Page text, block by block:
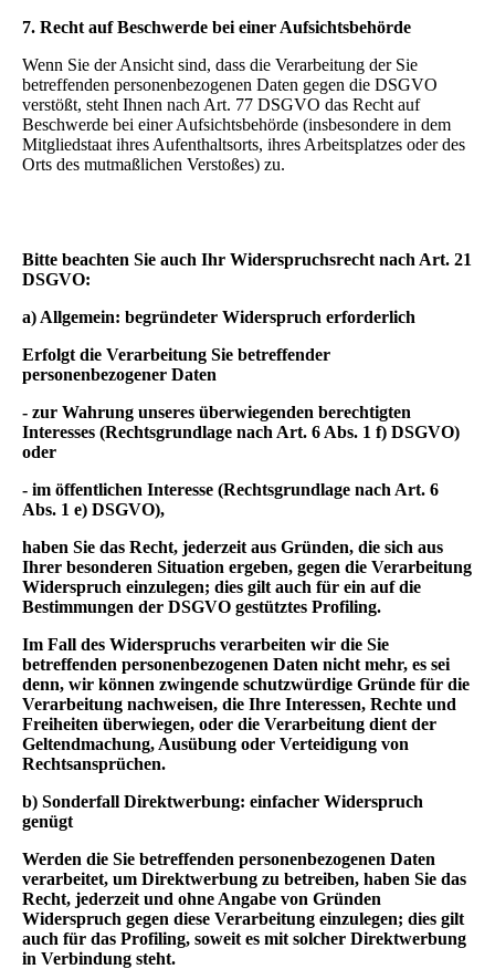
7. Recht auf Beschwerde bei einer Aufsichtsbehörde
Wenn Sie der Ansicht sind, dass die Verarbeitung der Sie
betreffenden personenbezogenen Daten gegen die DSGVO
verstößt, steht Ihnen nach Art. 77 DSGVO das Recht auf
Beschwerde bei einer Aufsichtsbehörde (insbesondere in dem
Mitgliedstaat ihres Aufenthaltsorts, ihres Arbeitsplatzes oder des
Orts des mutmaßlichen Verstoßes) zu.
Bitte beachten Sie auch Ihr Widerspruchsrecht nach Art. 21
DSGVO:
a) Allgemein: begründeter Widerspruch erforderlich
Erfolgt die Verarbeitung Sie betreffender
personenbezogener Daten
- zur Wahrung unseres überwiegenden berechtigten
Interesses (Rechtsgrundlage nach Art. 6 Abs. 1 f) DSGVO)
oder
- im öffentlichen Interesse (Rechtsgrundlage nach Art. 6
Abs. 1 e) DSGVO),
haben Sie das Recht, jederzeit aus Gründen, die sich aus
Ihrer besonderen Situation ergeben, gegen die Verarbeitung
Widerspruch einzulegen; dies gilt auch für ein auf die
Bestimmungen der DSGVO gestütztes Profiling.
Im Fall des Widerspruchs verarbeiten wir die Sie
betreffenden personenbezogenen Daten nicht mehr, es sei
denn, wir können zwingende schutzwürdige Gründe für die
Verarbeitung nachweisen, die Ihre Interessen, Rechte und
Freiheiten überwiegen, oder die Verarbeitung dient der
Geltendmachung, Ausübung oder Verteidigung von
Rechtsansprüchen.
b) Sonderfall Direktwerbung: einfacher Widerspruch
genügt
Werden die Sie betreffenden personenbezogenen Daten
verarbeitet, um Direktwerbung zu betreiben, haben Sie das
Recht, jederzeit und ohne Angabe von Gründen
Widerspruch gegen diese Verarbeitung einzulegen; dies gilt
auch für das Profiling, soweit es mit solcher Direktwerbung
in Verbindung steht.